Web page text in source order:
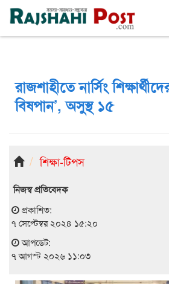
রাজশাহী শুক্রবার, ৭ই আগস্ট ২০২৬, ২৪শে শ্রাবণ
রাজশাহীতে নার্সিং
বিষপান’, অসুস্থ ১৫
শিক্ষা-টিপস
নিজস্ব প্রতিবেদক
প্রকাশিত:
৭ সেপ্টেম্বর ২০২৪ ১৫:২০
আপডেট:
৭ আগস্ট ২০২৬ ১১:০৩